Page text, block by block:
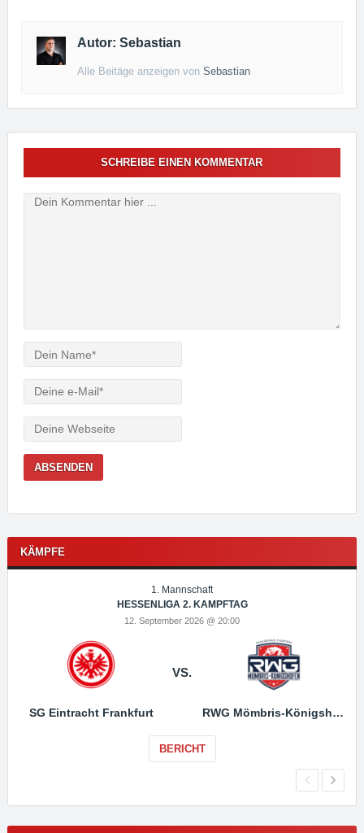
Autor: Sebastian
Alle Beitäge anzeigen vonSebastian
SCHREIBE EINEN KOMMENTAR
Verfasser
Mail
Webseite
KÄMPFE
1. Mannschaft
HESSENLIGA 2. KAMPFTAG
12. September 2026 @ 20:00
SG Eintracht Frankfurt
VS.
RWG Mömbris-Königshofen
BERICHT